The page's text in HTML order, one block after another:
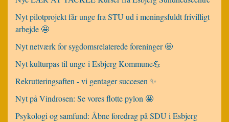
Nyt pilotprojekt får unge fra STU ud i meningsfuldt frivilligt
arbejde 🤩
Nyt netværk for sygdomsrelaterede foreninger 🤩
Nyt kulturpas til unge i Esbjerg Kommune💪
Rekrutteringsaften - vi gentager succesen ✨
Nyt på Vindrosen: Se vores flotte pylon 🤩
Psykologi og samfund: Åbne foredrag på SDU i Esbjerg